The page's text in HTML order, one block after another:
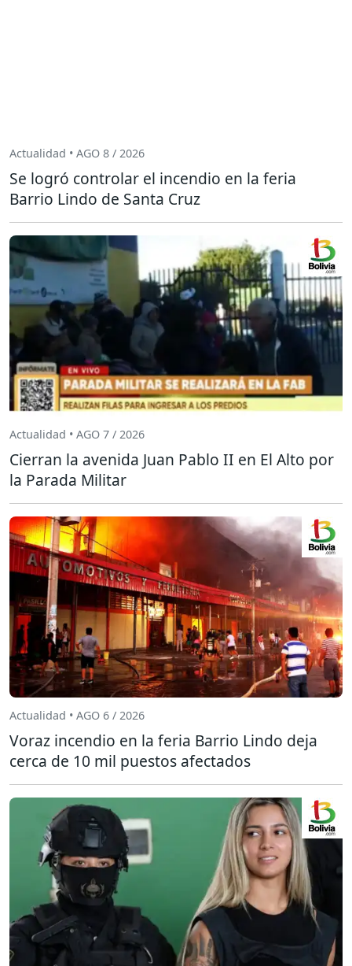
Actualidad • AGO 8 / 2026
Se logró controlar el incendio en la feria
Barrio Lindo de Santa Cruz
Actualidad • AGO 7 / 2026
Cierran la avenida Juan Pablo II en El Alto por
la Parada Militar
Actualidad • AGO 6 / 2026
Voraz incendio en la feria Barrio Lindo deja
cerca de 10 mil puestos afectados